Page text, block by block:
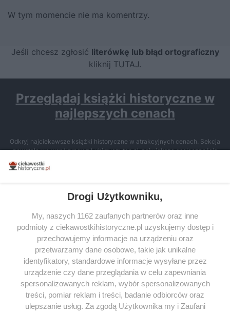
W tym momencie nie ma komentrzy.
Jeśli chcesz zgłosić literówkę lub błąd ortograficzny
kliknij TUTAJ.
Przeglądaj książki historyczne w
najlepszych cenach
Odkryj najciekawsze książki historyczne w atrakcyjnych cenach. Sekcja
powstała we współpracy z Lubimyczytac.pl, największą społecznością
miłośników literatury w Polsce – dzięki temu możesz wybierać spośród
tytułów najwyżej ocenianych przez czytelników.
SERWIS
SPOŁECZNOŚĆ
WSPÓŁPRACA
KONTAKT
Drogi Użytkowniku,
My, naszych 1162 zaufanych partnerów oraz inne
podmioty z ciekawostkihistoryczne.pl uzyskujemy dostęp i
przechowujemy informacje na urządzeniu oraz
przetwarzamy dane osobowe, takie jak unikalne
identyfikatory, standardowe informacje wysyłane przez
urządzenie czy dane przeglądania w celu zapewniania
spersonalizowanych reklam, wybór spersonalizowanych
treści, pomiar reklam i treści, badanie odbiorców oraz
ulepszanie usług. Za zgodą Użytkownika my i Zaufani